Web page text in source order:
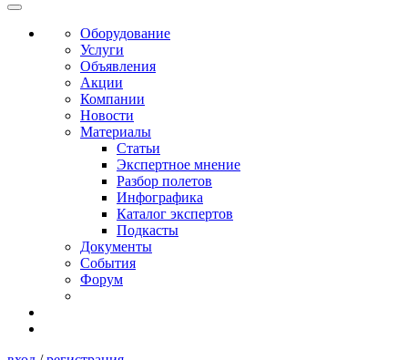
Оборудование
Услуги
Объявления
Акции
Компании
Новости
Материалы
Статьи
Экспертное мнение
Разбор полетов
Инфографика
Каталог экспертов
Подкасты
Документы
События
Форум